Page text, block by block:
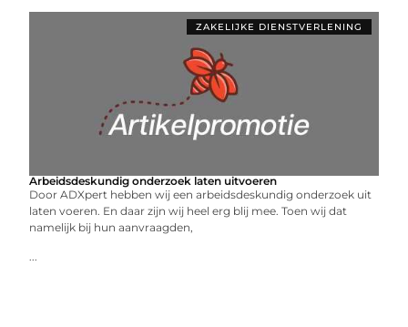
ZAKELIJKE DIENSTVERLENING
Arbeidsdeskundig onderzoek laten uitvoeren
Door ADXpert hebben wij een arbeidsdeskundig onderzoek uit
laten voeren. En daar zijn wij heel erg blij mee. Toen wij dat
namelijk bij hun aanvraagden,
...